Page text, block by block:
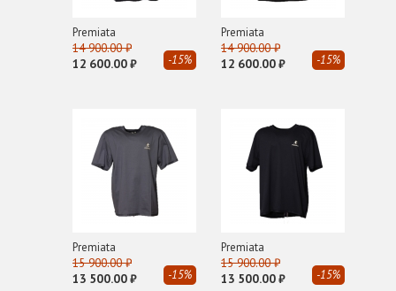
Premiata
14 900.00 ₽
12 600.00 ₽
-15%
Premiata
14 900.00 ₽
12 600.00 ₽
-15%
Premiata
15 900.00 ₽
13 500.00 ₽
-15%
Premiata
15 900.00 ₽
13 500.00 ₽
-15%